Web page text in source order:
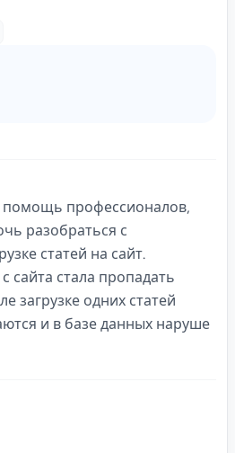
помощь профессионалов,
разобраться с
статей на сайт.
сайта стала пропадать
загрузке одних статей
и в базе данных наруше